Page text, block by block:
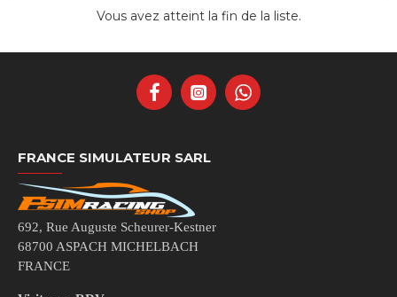
Vous avez atteint la fin de la liste.
FRANCE SIMULATEUR SARL
692, Rue Auguste Scheurer-Kestner
68700 ASPACH MICHELBACH
FRANCE